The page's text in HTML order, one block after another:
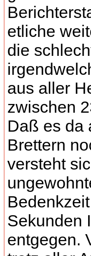
etliche
die
aus aller
zwischen
Daß es da
Brettern
versteht
Sekunden
entgegen.